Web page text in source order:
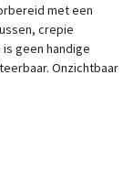
met een
crepie
geen handige
Onzichtbaar